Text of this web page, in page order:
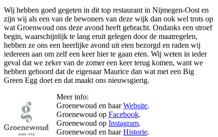
Wij hebben goed gegeten in dit top restaurant in Nijmegen-Oost en
zijn wij als een van de bewoners van deze wijk dan ook wel trots op
wat Groenwoud ons deze avond heeft gebracht. Ondanks een stroef
begin, waarschijnlijk te lang eruit gelegen door de maatregelen,
hebben ze ons een heerlijke avond uit eten bezorgd en raden wij
iedereen aan om zelf een keer hier te gaan eten. Wij weten in ieder
geval dat we zeker van de zomer een keer terug komen, want we
hebben gehoord dat de eigenaar Maurice dan wat met een Big
Green Egg doet en dat maakt ons nieuwsgierig.
Meer info:
Groenewoud en haarWebsite.
Groenewoud op Facebook.
Groenewoud op Instagram.
Groenewoud en haarHistorie.